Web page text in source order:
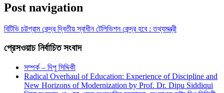
Post navigation
বিটিভি চট্টগ্রাম কেন্দ্র দ্বিতীয় স্বাধীন টেলিভিশন কেন্দ্র হবে : তথ্যমন্ত্রী
প্রেসওয়াচ নির্বাচিত সংবাদ
সম্পর্ক – দিপু সিদ্দিকী
Radical Overhaul of Education: Experience of Discipline and
New Horizons of Modernization by Prof. Dr. Dipu Siddiqui